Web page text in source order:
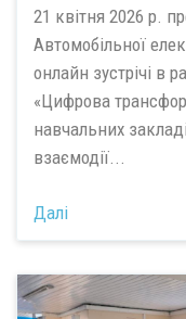
21 квітня 2026 р.
Автомобільної
онлайн зустрічі в
«Цифрова
навчальних
взаємодії...
Далі